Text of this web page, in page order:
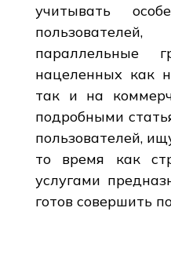
учитывать
параллельные
нацеленных как
так и на
подробными
пользователей,
то время как
услугами
готов совершить